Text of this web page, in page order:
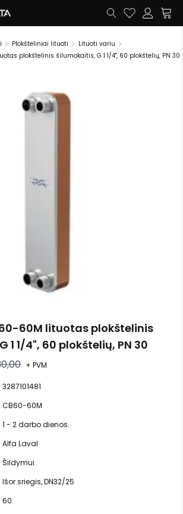
Plokšteliniai lituoti
Lituoti variu
plokštelinis šilumokaitis, G 1 1/4", 60 plokštelių, PN 30
60M lituotas plokštelinis
1 1/4", 60 plokštelių, PN 30
+ PVM
3287101481
CB60-60M
1 - 2 darbo dienos.
Alfa Laval
Šildymui
Išor.sriegis, DN32/25
60